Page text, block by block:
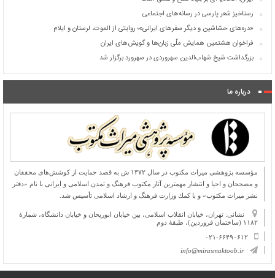
رستاخیز شعر پارسی در رسانه‌های اجتماعی
«دره‌های حشاشین و دیگر سفرهای ایرانی»؛ روایتی از الموت، لرستان و ایلام
فراخوان هشتمین همایش ملّی زبان‌ها و گویش‌های ایران
بزرگداشت شیخ شهاب‌الدین سهروردی در سهرورد برگزار شد
درباره ما
مؤسسه پژوهشی میراث مكتوب در سال ۱۳۷۲ ش به قصد حمایت از كوشش‌های محققان
و مصححان و احیا و انتشار مهمترین آثار مكتوب فرهنگ و تمدن اسلامی و ایرانی با نام «دفتر
نشر میراث مكتوب» و با كمك وزارت فرهنگ و ارشاد اسلامی تأسیس شد.
نشانی: تهران، خیابان انقلاب اسلامی، بین خیابان ابوریحان و خیابان دانشگاه، شمارۀ
۱۱۸۲ (ساختمان فروردین)، طبقۀ دوم
۰۲۱-۶۶۴۹۰۶۱۲
info@mirasmaktoob.ir